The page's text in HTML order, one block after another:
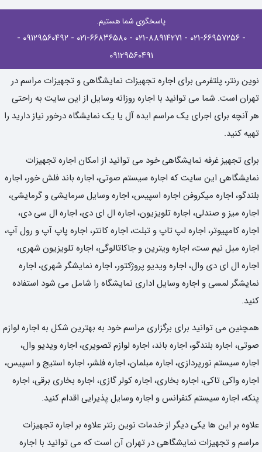
پاسخگوی شما هستیم.
- ۰۲۱-۶۶۹۵۷۲۵۶ - ۰۲۱-۸۸۹۱۴۲۷۱ - ۰۲۱-۶۶۸۳۶۵۸۰ - ۰۹۱۲۹۵۶۰۴۹۲
-
۰۹۱۲۹۵۶۰۴۹۱
نوین رنتر، پلتفرمی برای اجاره تجهیزات نمایشگاهی و تجهیزات مراسم در
تهران است. شما می توانید با اجاره روزانه وسایل از این سایت به راحتی
هر آنچه برای اجرای یک مراسم ایده آل یا یک نمایشگاه درخور نیاز دارید را
تهیه کنید.
برای تجهیز غرفه نمایشگاهی خود می توانید از امکان اجاره تجهیزات
نمایشگاهی این سایت که اجاره سیستم صوتی، اجاره باند فلش خور، اجاره
بلندگو، اجاره میکروفن اجاره اسپیس، اجاره وسایل سرمایشی و گرمایشی،
اجاره میز و صندلی، اجاره تلویزیون، اجاره ال ای دی، اجاره ال سی دی،
اجاره کامپیوتر، اجاره لپ تاپ و تبلت، اجاره کانتر، اجاره پاپ آپ و رول آپ،
اجاره مبل نیم ست، اجاره ویترین و جاکاتالوگی، اجاره تلویزیون شهری،
اجاره ال ای دی وال، اجاره ویدیو پروژکتور، اجاره نمایشگر شهری، اجاره
نمایشگر لمسی و اجاره وسایل اداری نمایشگاه را شامل می شود استفاده
کنید.
همچنین می توانید برای برگزاری مراسم خود به بهترین شکل به اجاره لوازم
صوتی، اجاره بلندگو، اجاره باند، اجاره لوازم تصویری، اجاره ویدیو وال،
اجاره سیستم نورپردازی، اجاره مبلمان، اجاره فلشر، اجاره استیج و اسپیس،
اجاره واکی تاکی، اجاره بخاری، اجاره کولر گازی، اجاره بخاری برقی، اجاره
پنکه، اجاره سیستم کنفرانس و اجاره وسایل پذیرایی اقدام کنید.
علاوه بر این ها یکی دیگر از خدمات نوین رنتر علاوه بر اجاره تجهیزات
مراسم و تجهیزات نمایشگاهی در تهران آن است که می توانید با اجاره